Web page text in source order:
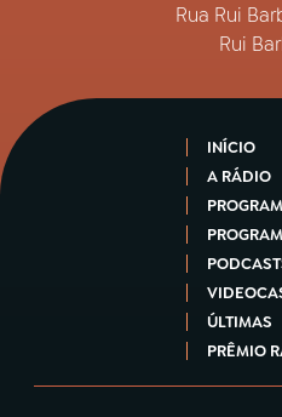
Rua Rui
Rui
INÍCIO
A RÁDIO
ÚLTIMAS
PRÊMIO